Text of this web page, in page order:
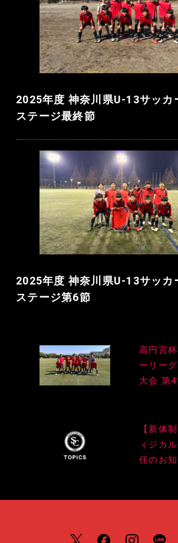
2025年度 神奈川県U-13サッカ
ステージ最終節
2025年度 神奈川県U-13サッカ
ステージ第6節
高円宮
ーリー
大会 第4
【新体
ィジカ
任のお